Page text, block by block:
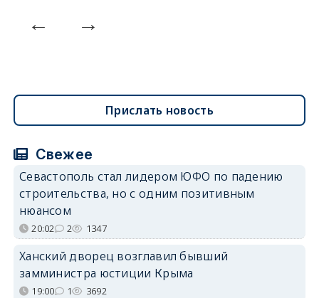
Прислать новость
Свежее
Севастополь стал лидером ЮФО по падению
строительства, но с одним позитивным
нюансом
20:02 2 1347
Ханский дворец возглавил бывший
замминистра юстиции Крыма
19:00 1 3692